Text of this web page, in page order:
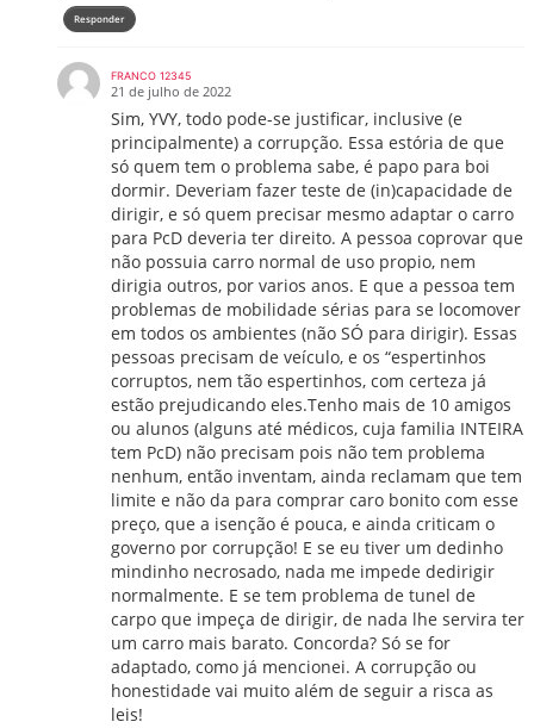
Responder
FRANCO 12345
21 de julho de 2022
Sim, YVY, todo pode-se justificar, inclusive (e
principalmente) a corrupção. Essa estória de que
só quem tem o problema sabe, é papo para boi
dormir. Deveriam fazer teste de (in)capacidade de
dirigir, e só quem precisar mesmo adaptar o carro
para PcD deveria ter direito. A pessoa coprovar que
não possuia carro normal de uso propio, nem
dirigia outros, por varios anos. E que a pessoa tem
problemas de mobilidade sérias para se locomover
em todos os ambientes (não SÓ para dirigir). Essas
pessoas precisam de veículo, e os “espertinhos
corruptos, nem tão espertinhos, com certeza já
estão prejudicando eles.Tenho mais de 10 amigos
ou alunos (alguns até médicos, cuja familia INTEIRA
tem PcD) não precisam pois não tem problema
nenhum, então inventam, ainda reclamam que tem
limite e não da para comprar caro bonito com esse
preço, que a isenção é pouca, e ainda criticam o
governo por corrupção! E se eu tiver um dedinho
mindinho necrosado, nada me impede dedirigir
normalmente. E se tem problema de tunel de
carpo que impeça de dirigir, de nada lhe servira ter
um carro mais barato. Concorda? Só se for
adaptado, como já mencionei. A corrupção ou
honestidade vai muito além de seguir a risca as
leis!